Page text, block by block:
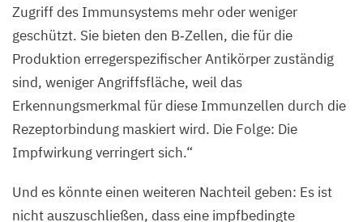
Zugriff des Immunsystems mehr oder weniger
geschützt. Sie bieten den B‑Zellen, die für die
Produktion erregerspezifischer Antikörper zuständig
sind, weniger Angriffsfläche, weil das
Erkennungsmerkmal für diese Immunzellen durch die
Rezeptorbindung maskiert wird. Die Folge: Die
Impfwirkung verringert sich.“
Und es könnte einen weiteren Nachteil geben: Es ist
nicht auszuschließen, dass eine impfbedingte